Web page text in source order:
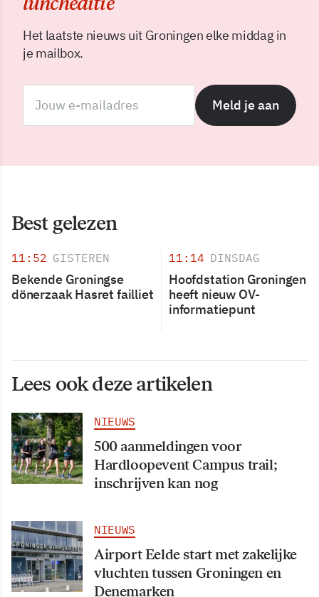
Het laatste nieuws uit Groningen elke middag in
je mailbox.
Meld je aan
Best gelezen
11:52 GISTEREN
Bekende Groningse
dönerzaak Hasret failliet
11:14 DINSDAG
Hoofdstation Groningen
heeft nieuw OV-
informatiepunt
Lees ook deze artikelen
NIEUWS
500 aanmeldingen voor
Hardloopevent Campus trail;
inschrijven kan nog
NIEUWS
Airport Eelde start met zakelijke
vluchten tussen Groningen en
Denemarken